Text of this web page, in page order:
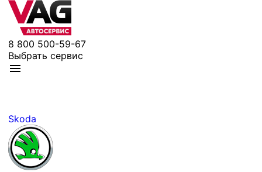
8 800 500-59-67
Выбрать сервис
Skoda